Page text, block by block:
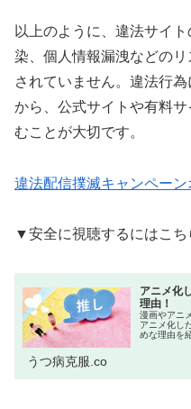
以上のように、違法サイ
染、個人情報漏洩などの
されていません。違法行
から、公式サイトや有料
むことが大切です。
違法配信撲滅キャンペー
▼安全に視聴するにはこ
アニメ化
理由！
漫画やアニ
アニメ化し
めな理由を
うつ病克服.co